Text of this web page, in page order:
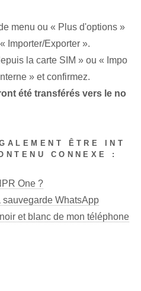
menu ou « Plus d'options »
Importer/Exporter ».
la carte SIM » ou « Impo
» et confirmez.
été transférés vers le no
ÊTRE INT
CONNEXE :
One ?
WhatsApp
et blanc de mon téléphone